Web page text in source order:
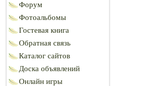
Форум
Фотоальбомы
Гостевая книга
Обратная связь
Каталог сайтов
Доска объявлений
Онлайн игры